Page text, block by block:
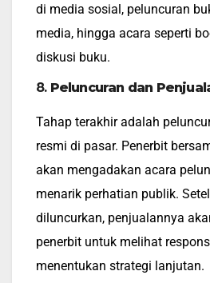
di media sosial, peluncuran
media, hingga acara seperti
diskusi buku.
8. Peluncuran dan
Tahap terakhir adalah
resmi di pasar. Penerbit
akan mengadakan acara
menarik perhatian publik.
diluncurkan, penjualannya
penerbit untuk melihat
menentukan strategi lanjutan.